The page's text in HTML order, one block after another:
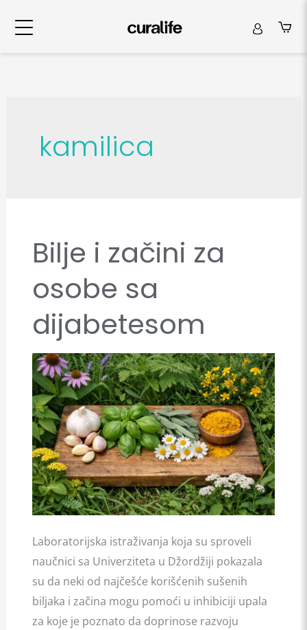
kamilica
Bilje i začini za
osobe sa
dijabetesom
Laboratorijska istraživanja koja su sproveli
naučnici sa Univerziteta u Džordžiji pokazala
su da neki od najčešće korišćenih sušenih
biljaka i začina mogu pomoći u inhibiciji upala
za koje je poznato da doprinose razvoju
Bilje
i
začini
osobe
dijabetesom